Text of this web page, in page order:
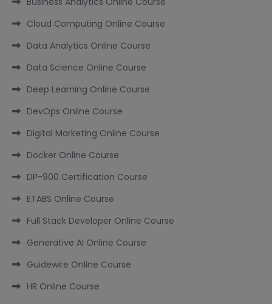
Cloud Computing Online Course
Data Analytics Online Course
Data Science Online Course
Deep Learning Online Course
DevOps Online Course
Digital Marketing Online Course
Docker Online Course
DP-900 Certification Course
ETABS Online Course
Full Stack Developer Online Course
Generative AI Online Course
Guidewire Online Course
HR Online Course